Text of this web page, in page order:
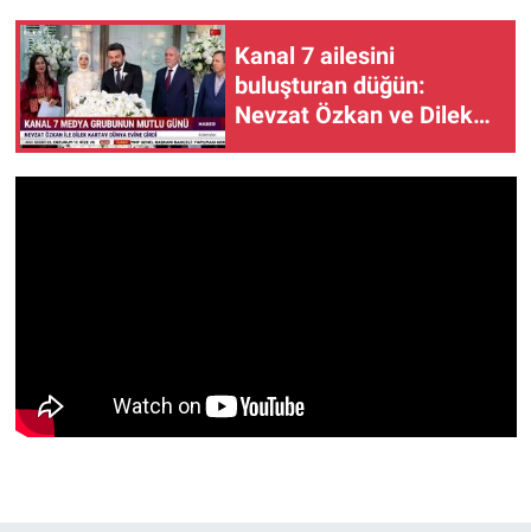
Kanal 7 ailesini
buluşturan düğün:
Nevzat Özkan ve Dilek